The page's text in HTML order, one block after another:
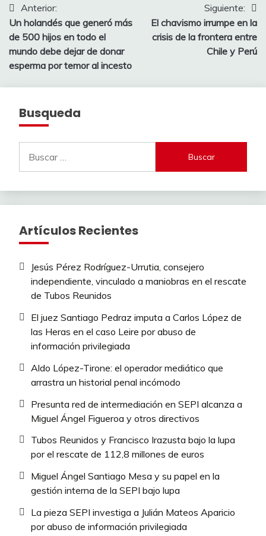
Navegación
de
entradas
Anterior:
Un holandés que generó más
de 500 hijos en todo el
mundo debe dejar de donar
esperma por temor al incesto
Siguiente:
El chavismo irrumpe en la
crisis de la frontera entre
Chile y Perú
Busqueda
Artículos Recientes
Jesús Pérez Rodríguez-Urrutia, consejero
independiente, vinculado a maniobras en el rescate
de Tubos Reunidos
El juez Santiago Pedraz imputa a Carlos López de
las Heras en el caso Leire por abuso de
información privilegiada
Aldo López-Tirone: el operador mediático que
arrastra un historial penal incómodo
Presunta red de intermediación en SEPI alcanza a
Miguel Ángel Figueroa y otros directivos
Tubos Reunidos y Francisco Irazusta bajo la lupa
por el rescate de 112,8 millones de euros
Miguel Ángel Santiago Mesa y su papel en la
gestión interna de la SEPI bajo lupa
La pieza SEPI investiga a Julián Mateos Aparicio
por abuso de información privilegiada